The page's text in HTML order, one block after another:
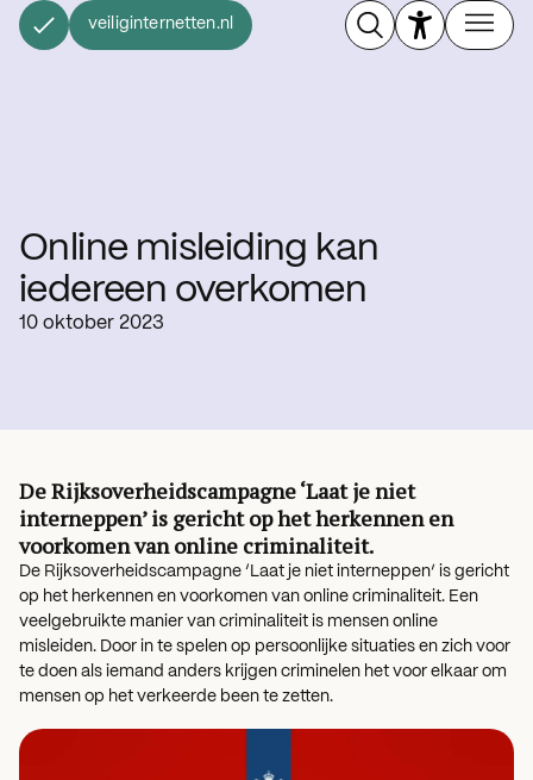
veiliginternetten.nl
Online misleiding kan
iedereen overkomen
10 oktober 2023
De Rijksoverheidscampagne ‘Laat je niet
interneppen’ is gericht op het herkennen en
voorkomen van online criminaliteit.
De Rijksoverheidscampagne ‘Laat je niet interneppen’ is gericht
op het herkennen en voorkomen van online criminaliteit. Een
veelgebruikte manier van criminaliteit is mensen online
misleiden. Door in te spelen op persoonlijke situaties en zich voor
te doen als iemand anders krijgen criminelen het voor elkaar om
mensen op het verkeerde been te zetten.